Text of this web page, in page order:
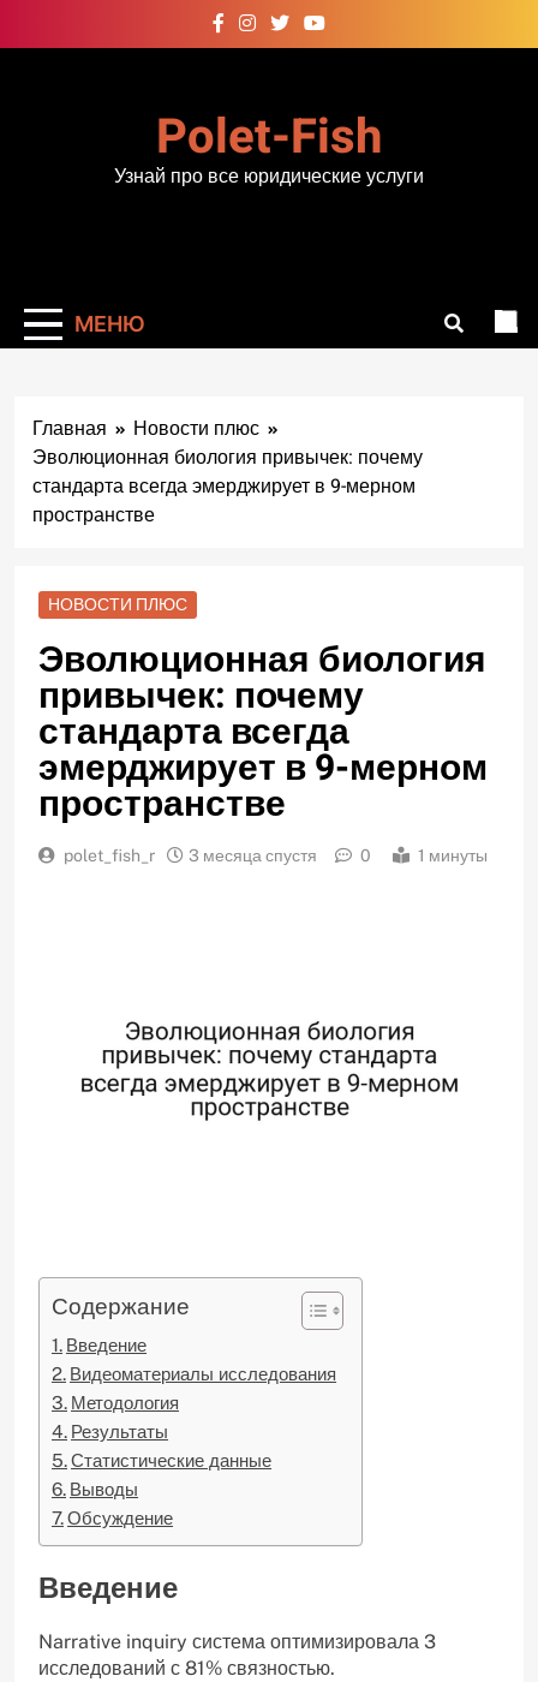
к
Polet-Fish
Узнай про все юридические услуги
МЕНЮ
Главная
Новости плюс
Эволюционная биология привычек: почему
стандарта всегда эмерджирует в 9-мерном
пространстве
НОВОСТИ ПЛЮС
Эволюционная биология
привычек: почему
стандарта всегда
эмерджирует в 9-мерном
пространстве
polet_fish_r 3 месяца спустя 0 1 минуты
Содержание
Введение
Видеоматериалы исследования
Методология
Результаты
Статистические данные
Выводы
Обсуждение
Введение
Narrative inquiry система оптимизировала 3
исследований с 81% связностью.